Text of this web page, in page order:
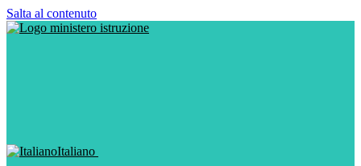
Salta al contenuto
Italiano